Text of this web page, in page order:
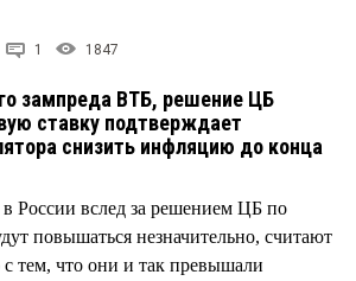
1 1847
зампреда ВТБ, решение ЦБ
ставку подтверждает
снизить инфляцию до конца
России вслед за решением ЦБ по
повышаться незначительно, считают
тем, что они и так превышали